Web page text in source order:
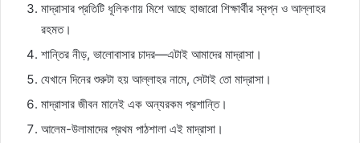
মাদ্রাসার প্রতিটি ধূলিকণায় মিশে আছে হাজারো শিক্ষার্থীর স্বপ্ন ও আল্লাহর
রহমত।
শান্তির নীড়, ভালোবাসার চাদর—এটাই আমাদের মাদ্রাসা।
যেখানে দিনের শুরুটা হয় আল্লাহর নামে, সেটাই তো মাদ্রাসা।
মাদ্রাসার জীবন মানেই এক অন্যরকম প্রশান্তি।
আলেম-উলামাদের প্রথম পাঠশালা এই মাদ্রাসা।